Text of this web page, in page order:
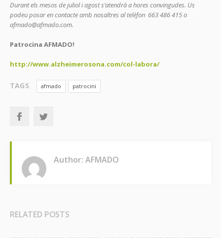
Durant els mesos de juliol i agost s’atendrà a hores convingudes. Us
podeu posar en contacte amb nosaltres al telèfon 663 486 415 o
afmado@afmado.com.
Patrocina AFMADO!
http://www.alzheimerosona.com/col-labora/
TAGS afmado patrocini
Author: AFMADO
RELATED POSTS